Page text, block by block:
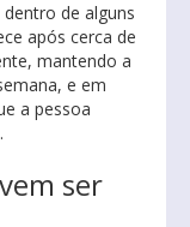
de alguns
após cerca de
mantendo a
e em
a pessoa
ser